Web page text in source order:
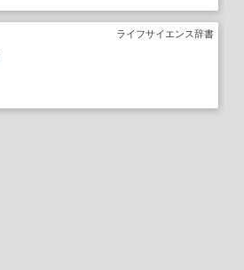
ライフサイエンス辞書